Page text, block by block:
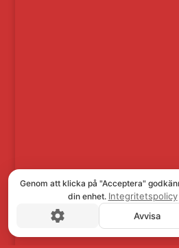
Genom att klicka på "Acceptera"
din enhet. Integritetspolicy
Avvisa